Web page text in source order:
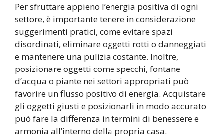
Per sfruttare appieno l’energia positiva di ogni
settore, è importante tenere in considerazione
suggerimenti pratici, come evitare spazi
disordinati, eliminare oggetti rotti o danneggiati
e mantenere una pulizia costante. Inoltre,
posizionare oggetti come specchi, fontane
d’acqua o piante nei settori appropriati può
favorire un flusso positivo di energia. Acquistare
gli oggetti giusti e posizionarli in modo accurato
può fare la differenza in termini di benessere e
armonia all’interno della propria casa.